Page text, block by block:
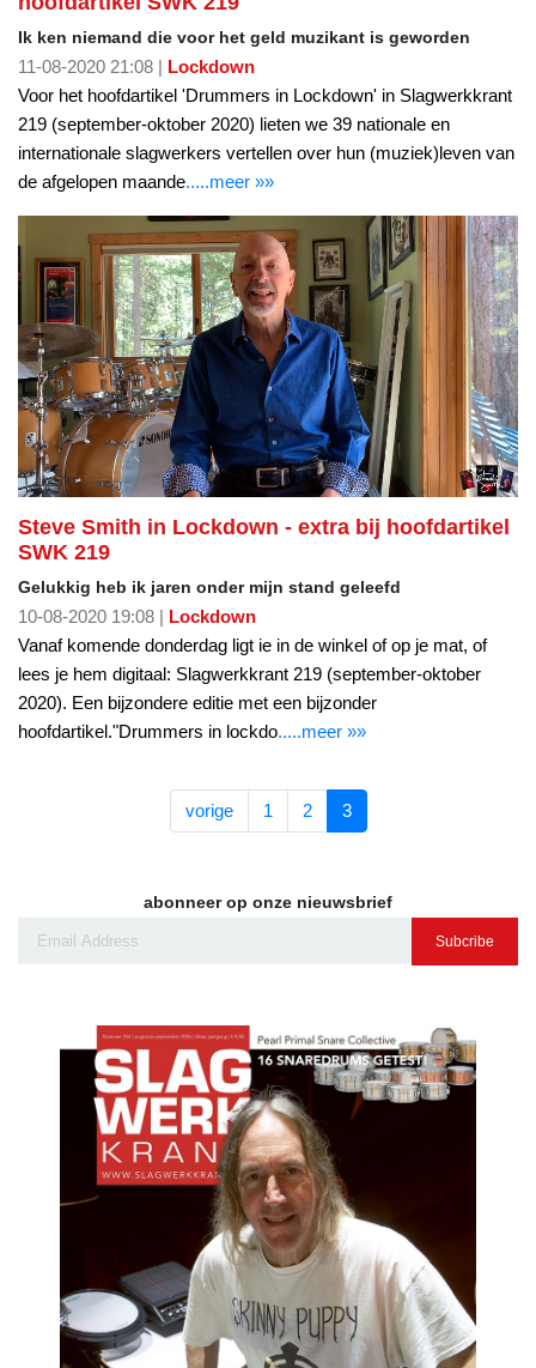
Ik ken niemand die voor het geld muzikant is geworden
11-08-2020 21:08 | Lockdown
Voor het hoofdartikel 'Drummers in Lockdown' in Slagwerkkrant
219 (september-oktober 2020) lieten we 39 nationale en
internationale slagwerkers vertellen over hun (muziek)leven van
de afgelopen maande.....meer »»
Steve Smith in Lockdown - extra bij hoofdartikel
SWK 219
Gelukkig heb ik jaren onder mijn stand geleefd
10-08-2020 19:08 | Lockdown
Vanaf komende donderdag ligt ie in de winkel of op je mat, of
lees je hem digitaal: Slagwerkkrant 219 (september-oktober
2020). Een bijzondere editie met een bijzonder
hoofdartikel."Drummers in lockdo.....meer »»
vorige 1 2 3
abonneer op onze nieuwsbrief
Subcribe